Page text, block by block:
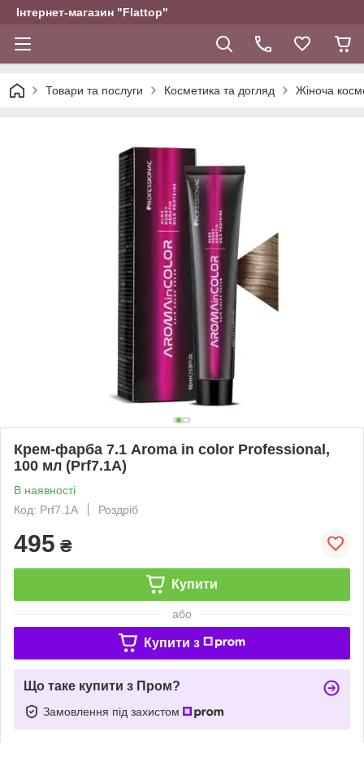
Інтернет-магазин "Flattop"
Товари та послуги Косметика та догляд Жіноча
Крем-фарба 7.1 Aroma in color Professional,
100 мл (Prf7.1A)
В наявності
Код: Prf7.1A
Роздріб
495 ₴
Купити
або
Купити з
Що таке купити з Пром?
Замовлення під захистом